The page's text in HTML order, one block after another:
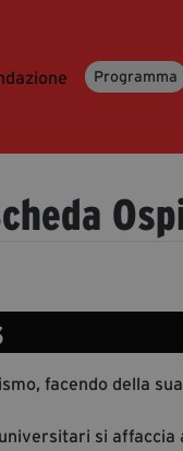
Programma
facendo della
si affaccia